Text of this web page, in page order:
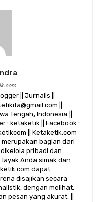
|| Jurnalis ||
||
Tengah, Indonesia ||
: ketaketik || Facebook :
|| Ketaketik.com
bagian dari
pribadi dan
Anda simak dan
dapat
disajikan secara
dengan melihat,
pesan yang akurat. ||